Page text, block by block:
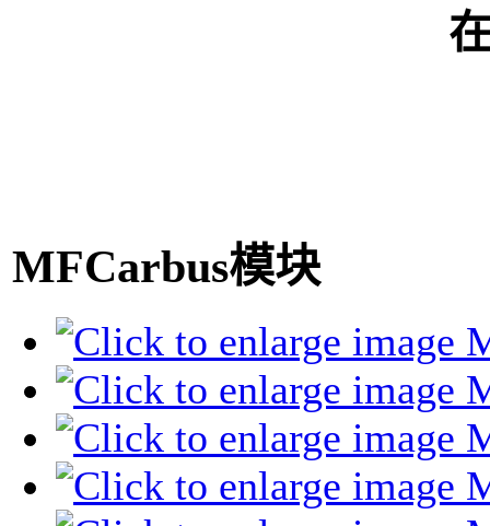
MFCarbus模块